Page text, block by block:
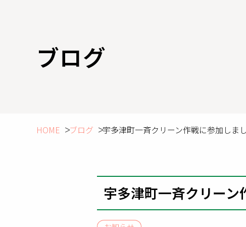
ブログ
HOME ブログ 宇多津町一斉クリーン作戦に参加しま
宇多津町一斉クリー